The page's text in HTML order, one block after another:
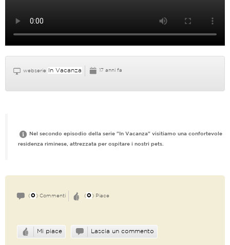
webserie In Vacanza 17 anni fa
Nel secondo episodio della serie "In Vacanza" visitiamo una confortevole
residenza riminese, attrezzata per ospitare i nostri pets.
( 0 ) Commenti ( 0 ) Piace
Mi piace Lascia un commento